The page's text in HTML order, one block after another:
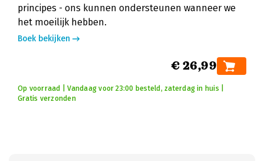
principes - ons kunnen ondersteunen wanneer we
het moeilijk hebben.
Boek bekijken
€ 26,99
Op voorraad | Vandaag voor 23:00 besteld, zaterdag in huis |
Gratis verzonden